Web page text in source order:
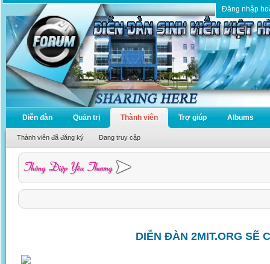
Đăng nhập
Diễn đàn Quản trị Thành viên
Thành viên đã đăng ký Đang truy cập
Trợ giúp Albums
DIỄN ĐÀN 2MIT.ORG SẼ